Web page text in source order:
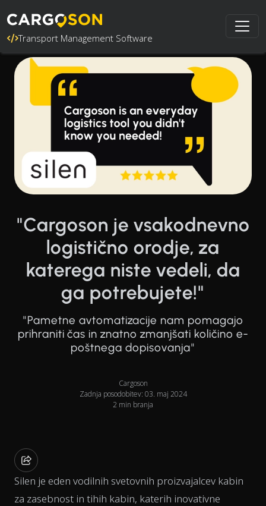
Transport Management Software
"Cargoson je vsakodnevno
logistično orodje, za
katerega niste vedeli, da
ga potrebujete!"
"Pametne avtomatizacije nam pomagajo
prihraniti čas in znatno zmanjšati količino e-
poštnega dopisovanja"
Cargoson
Zadnja posodobitev: 03. maj 2024
2 min branja
Silen je eden vodilnih svetovnih proizvajalcev kabin
za zasebnost in tihih kabin, katerih inovativne